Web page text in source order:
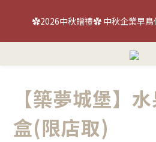
【喜餅優惠】免費『台北/台中』喜餅
✿2026中秋贈禮✿ 中秋企業早鳥
【喜餅優惠】免費『台北/台中』喜餅
【築夢城堡】
盒(限店取)